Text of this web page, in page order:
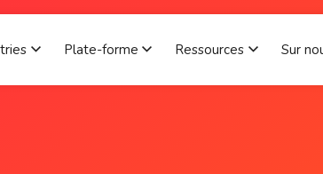
for Solutions
Show submenu for Industries
Plate-forme Show submenu for
Ressources ShowSur